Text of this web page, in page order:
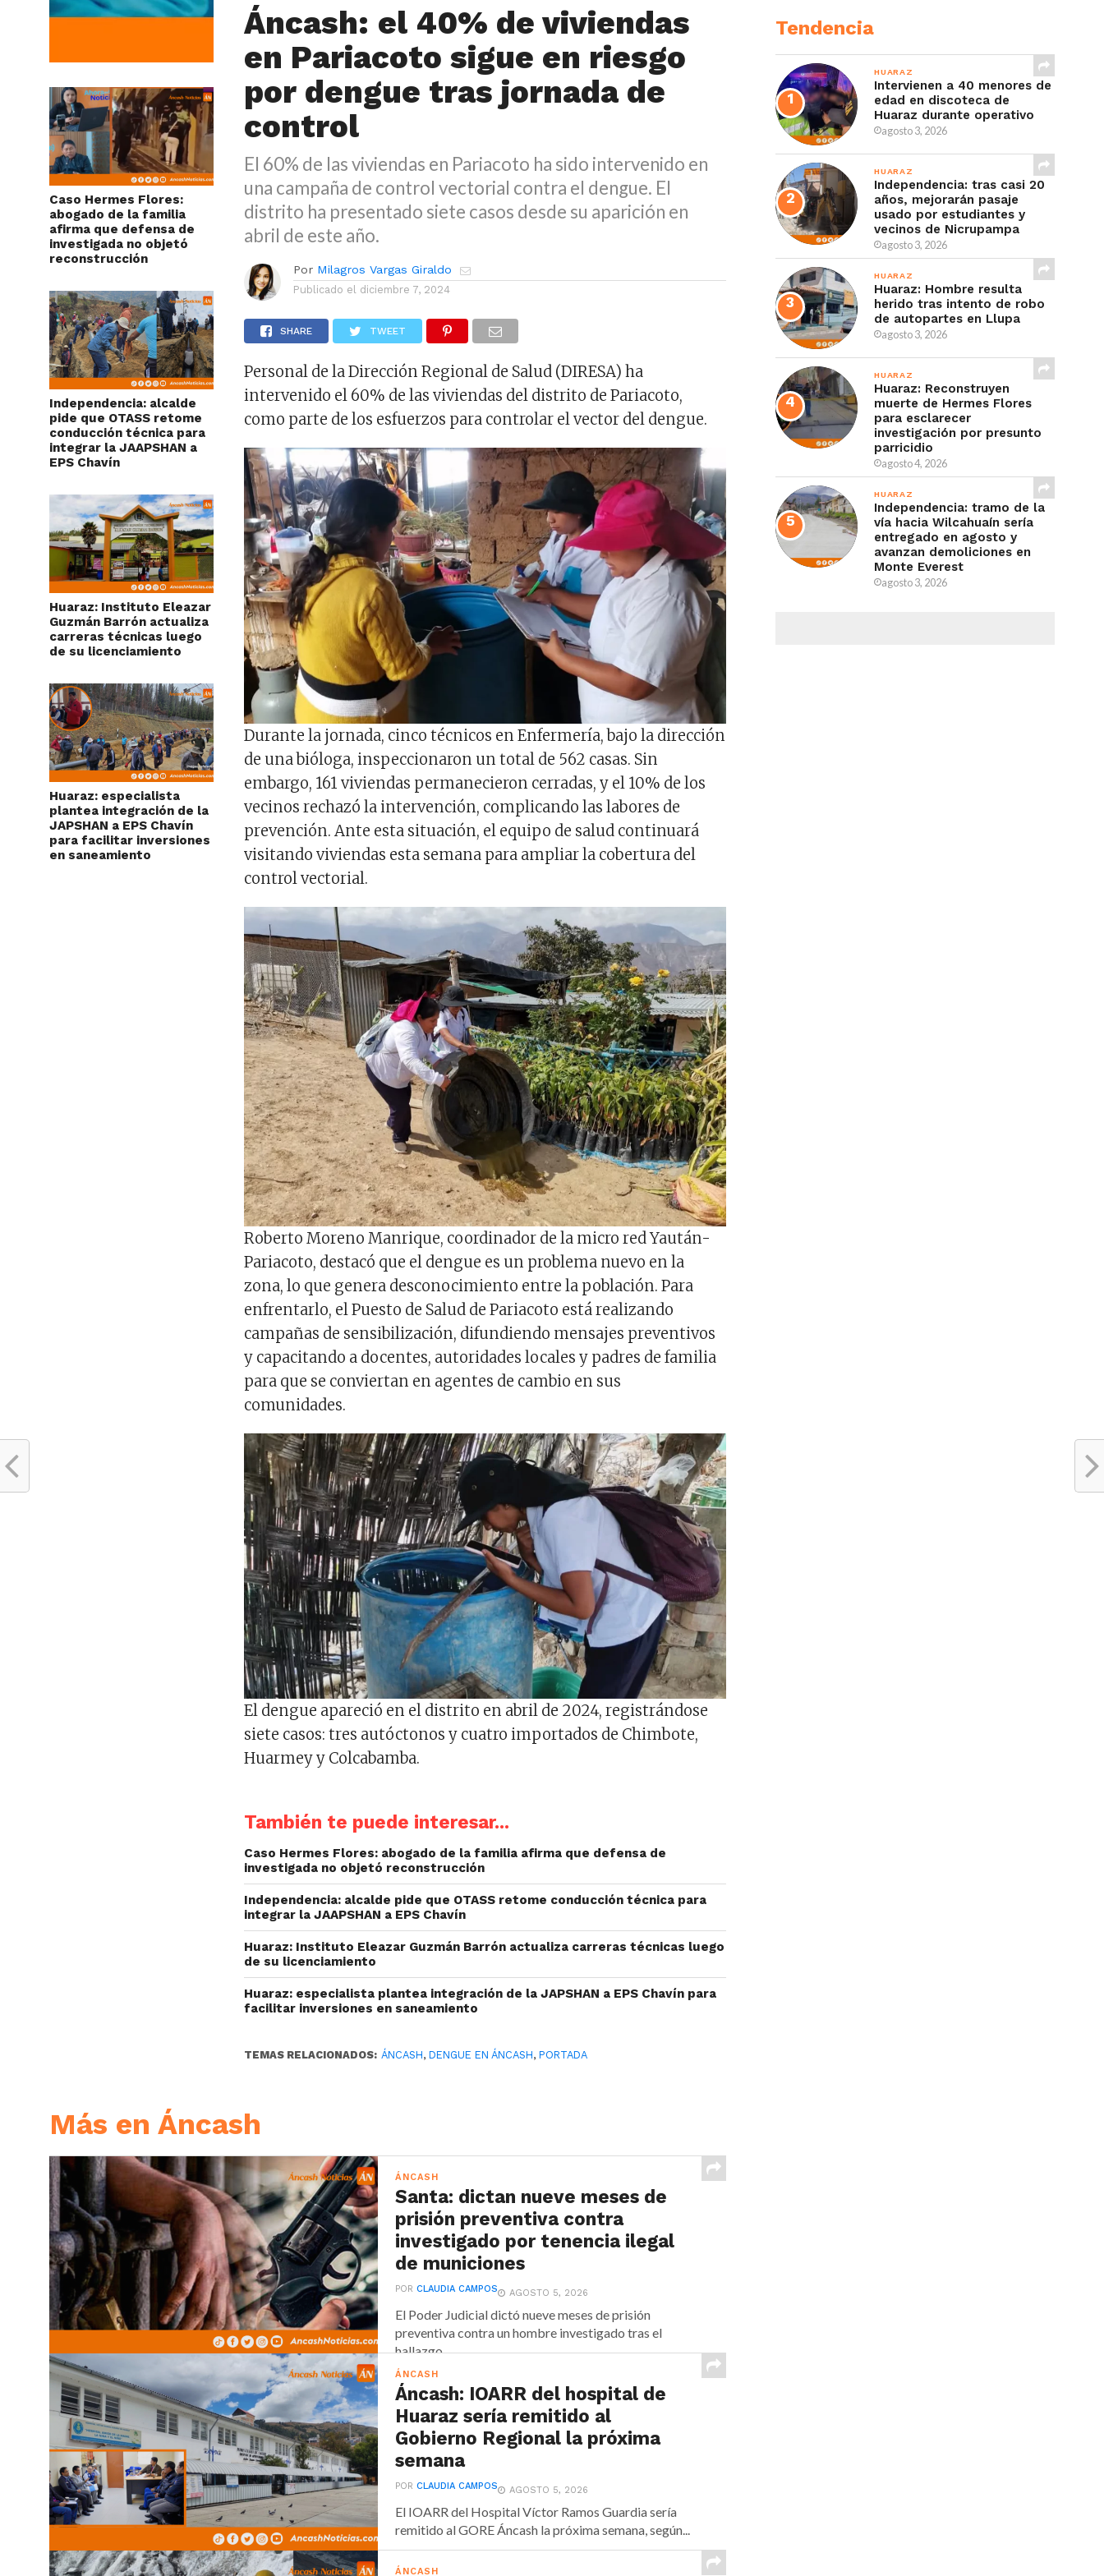
Caso Hermes Flores:
abogado de la familia
afirma que defensa de
investigada no objetó
reconstrucción
Independencia: alcalde
pide que OTASS retome
conducción técnica para
integrar la JAAPSHAN a
EPS Chavín
Huaraz: Instituto Eleazar
Guzmán Barrón actualiza
carreras técnicas luego
de su licenciamiento
Huaraz: especialista
plantea integración de la
JAPSHAN a EPS Chavín
para facilitar inversiones
en saneamiento
Áncash: el 40% de viviendas
en Pariacoto sigue en riesgo
por dengue tras jornada de
control
El 60% de las viviendas en Pariacoto ha sido intervenido en
una campaña de control vectorial contra el dengue. El
distrito ha presentado siete casos desde su aparición en
abril de este año.
Por Milagros Vargas Giraldo
Publicado el diciembre 7, 2024
SHARE TWEET
Personal de la Dirección Regional de Salud (DIRESA) ha
intervenido el 60% de las viviendas del distrito de Pariacoto,
como parte de los esfuerzos para controlar el vector del dengue.
Durante la jornada, cinco técnicos en Enfermería, bajo la dirección
de una bióloga, inspeccionaron un total de 562 casas. Sin
embargo, 161 viviendas permanecieron cerradas, y el 10% de los
vecinos rechazó la intervención, complicando las labores de
prevención. Ante esta situación, el equipo de salud continuará
visitando viviendas esta semana para ampliar la cobertura del
control vectorial.
Roberto Moreno Manrique, coordinador de la micro red Yaután-
Pariacoto, destacó que el dengue es un problema nuevo en la
zona, lo que genera desconocimiento entre la población. Para
enfrentarlo, el Puesto de Salud de Pariacoto está realizando
campañas de sensibilización, difundiendo mensajes preventivos
y capacitando a docentes, autoridades locales y padres de familia
para que se conviertan en agentes de cambio en sus
comunidades.
El dengue apareció en el distrito en abril de 2024, registrándose
siete casos: tres autóctonos y cuatro importados de Chimbote,
Huarmey y Colcabamba.
También te puede interesar...
Caso Hermes Flores: abogado de la familia afirma que defensa de
investigada no objetó reconstrucción
Independencia: alcalde pide que OTASS retome conducción técnica para
integrar la JAAPSHAN a EPS Chavín
Huaraz: Instituto Eleazar Guzmán Barrón actualiza carreras técnicas luego
de su licenciamiento
Huaraz: especialista plantea integración de la JAPSHAN a EPS Chavín para
facilitar inversiones en saneamiento
TEMAS RELACIONADOS: ÁNCASH,DENGUE EN ÁNCASH,PORTADA
Más en Áncash
ÁNCASH
Santa: dictan nueve meses de
prisión preventiva contra
investigado por tenencia ilegal
de municiones
PORCLAUDIA CAMPOS AGOSTO 5, 2026
El Poder Judicial dictó nueve meses de prisión
preventiva contra un hombre investigado tras el
hallazgo...
ÁNCASH
Áncash: IOARR del hospital de
Huaraz sería remitido al
Gobierno Regional la próxima
semana
PORCLAUDIA CAMPOS AGOSTO 5, 2026
El IOARR del Hospital Víctor Ramos Guardia sería
remitido al GORE Áncash la próxima semana, según...
ÁNCASH
Tendencia
HUARAZ
Intervienen a 40 menores de
edad en discoteca de
Huaraz durante operativo
agosto 3, 2026
HUARAZ
Independencia: tras casi 20
años, mejorarán pasaje
usado por estudiantes y
vecinos de Nicrupampa
agosto 3, 2026
HUARAZ
Huaraz: Hombre resulta
herido tras intento de robo
de autopartes en Llupa
agosto 3, 2026
HUARAZ
Huaraz: Reconstruyen
muerte de Hermes Flores
para esclarecer
investigación por presunto
parricidio
agosto 4, 2026
HUARAZ
Independencia: tramo de la
vía hacia Wilcahuaín sería
entregado en agosto y
avanzan demoliciones en
Monte Everest
agosto 3, 2026